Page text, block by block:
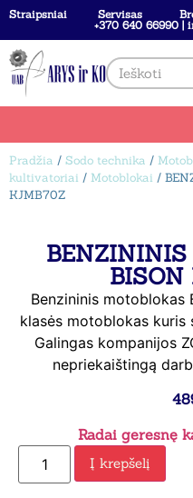
Straipsniai Servisas
+370 640 66990 |
Pradžia / Sodo technika /
kultivatoriai / Motoblokai /
KJMB70Z
BENZININIS
BISON
Benzininis motoblokas
klasės motoblokas
Galingas kompanijos
nepriekaištingą
Radai geresnę
Į krepšelį